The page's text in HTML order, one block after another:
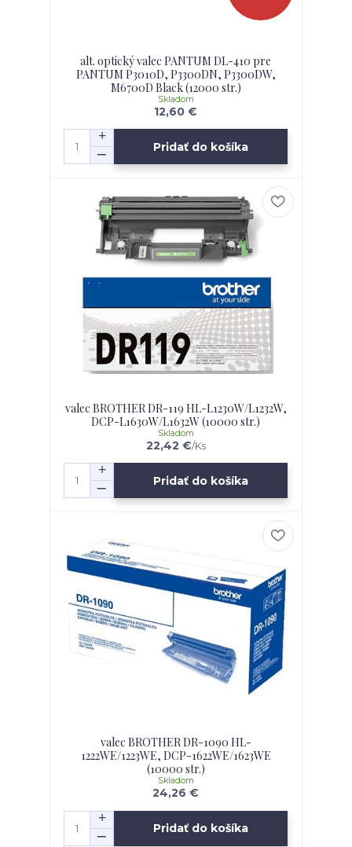
alt. optický valec PANTUM DL-410 pre
PANTUM P3010D, P3300DN, P3300DW,
M6700D Black (12000 str.)
12,60 €
Skladom
Pridať do košíka
valec BROTHER DR-119 HL-L1230W/L1232W,
DCP-L1630W/L1632W (10000 str.)
22,42 €/Ks
Skladom
Pridať do košíka
valec BROTHER DR-1090 HL-
1222WE/1223WE, DCP-1622WE/1623WE
(10000 str.)
24,26 €
Skladom
Pridať do košíka